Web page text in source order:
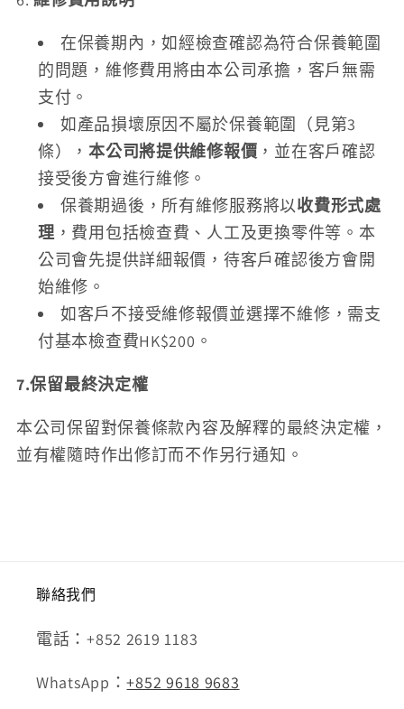
在保養期內，如經檢查確認為符合保養範圍
的問題，維修費用將由本公司承擔，客戶無需
支付。
如產品損壞原因不屬於保養範圍（見第3
條），本公司將提供維修報價 ，並在客戶確認
接受後方會進行維修。
保養期過後，所有維修服務將以收費形式處
理 ，費用包括檢查費、人工及更換零件等。本
公司會先提供詳細報價，待客戶確認後方會開
始維修。
如客戶不接受維修報價並選擇不維修，需支
付基本檢查費HK$200。
7.保留最終決定權
本公司保留對保養條款內容及解釋的最終決定權，
並有權隨時作出修訂而不作另行通知。
聯絡我們
電話：+852 2619 1183
WhatsApp：+852 9618 9683